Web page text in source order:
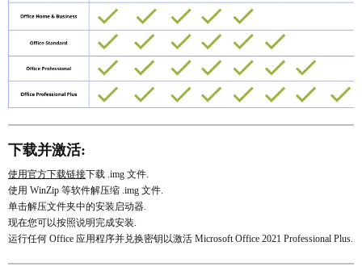
下载并激活:
使用官方下载链接下载 .img 文件.
使用 WinZip 等软件解压缩 .img 文件.
单击解压文件夹中的安装启动器.
现在您可以按照说明完成安装.
运行任何 Office 应用程序并兑换密钥以激活 Microsoft Office 2021 Professional Plus.